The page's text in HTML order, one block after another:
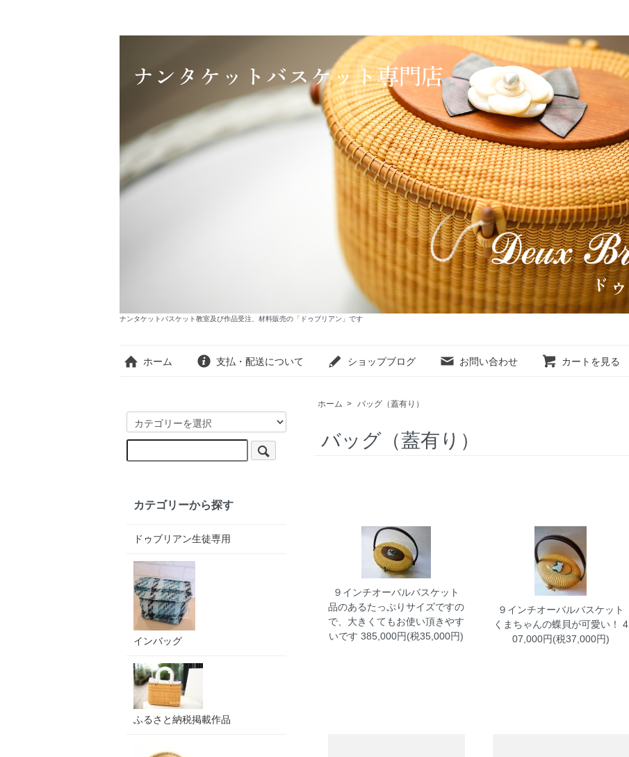
ナンタケットバスケット教室及び作品受注、材料販売の「ドゥブリアン」です
ホーム 支払・配送について ショップブログ お問い合わせ カートを見る
ホーム > バッグ（蓋有り）
バッグ（蓋有り）
９インチオーバルバスケット
品のあるたっぷりサイズですの
で、大きくてもお使い頂きやす
いです 385,000円(税35,000円)
９インチオーバルバスケット
くまちゃんの蝶貝が可愛い！ 4
07,000円(税37,000円)
カテゴリーから探す
ドゥブリアン生徒専用
インバッグ
ふるさと納税掲載作品